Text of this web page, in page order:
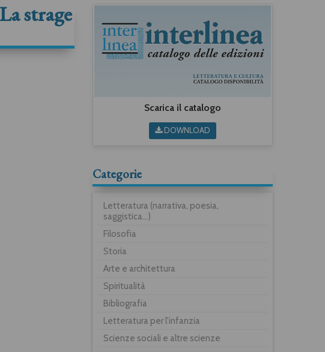
strage
Scarica il catalogo
DOWNLOAD
Categorie
Letteratura (narrativa, poesia,
saggistica...)
Filosofia
Storia
Arte e architettura
Spiritualità
Bibliografia
Letteratura per l'infanzia
Scienze sociali e altre scienze